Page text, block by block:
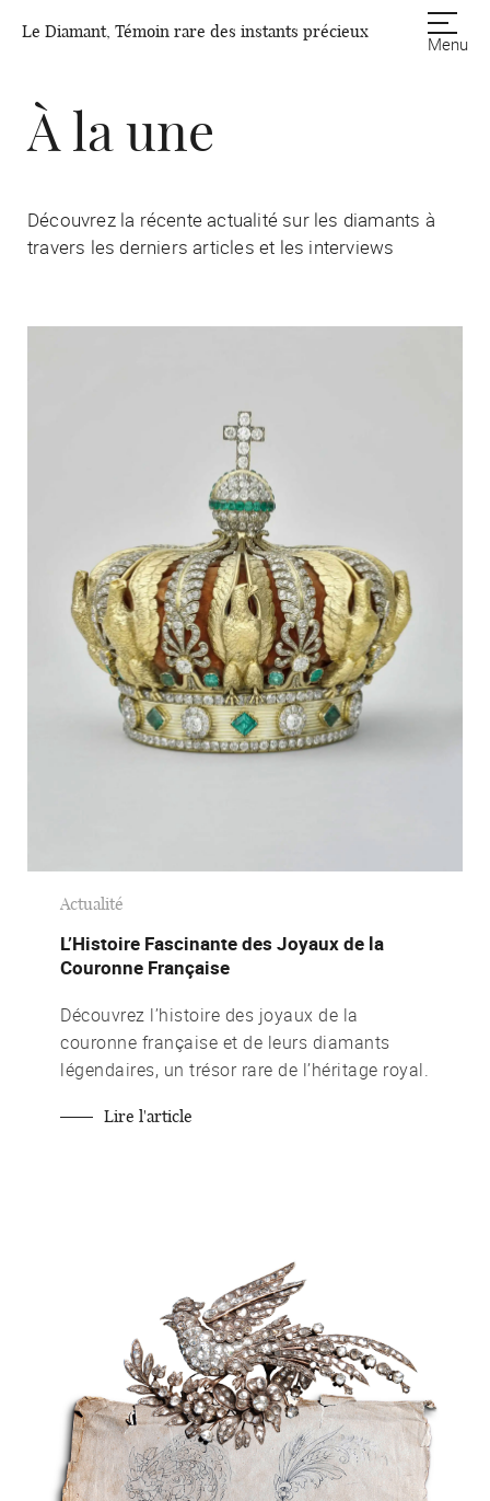
Le Diamant, Témoin rare des instants précieux
Menu
À la une
Découvrez la récente actualité sur les diamants à
travers les derniers articles et les interviews
Actualité
L’Histoire Fascinante des Joyaux de la
Couronne Française
Découvrez l’histoire des joyaux de la
couronne française et de leurs diamants
légendaires, un trésor rare de l’héritage royal.
Lire l'article